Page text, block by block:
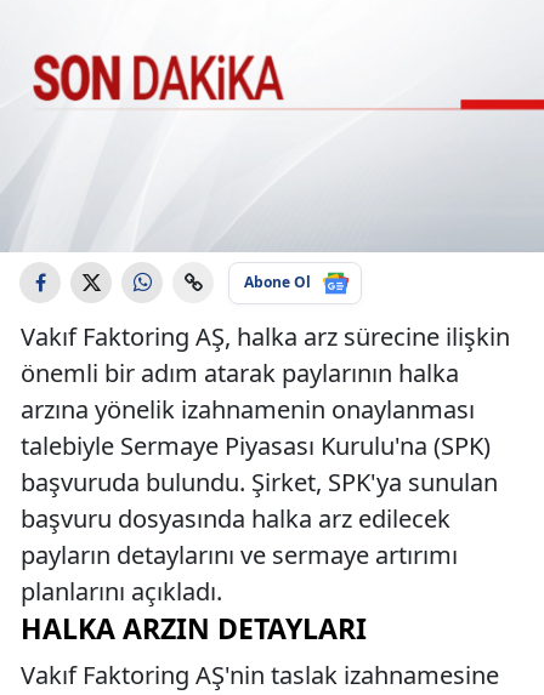
Abone Ol
Vakıf Faktoring AŞ, halka arz sürecine ilişkin
önemli bir adım atarak paylarının halka
arzına yönelik izahnamenin onaylanması
talebiyle Sermaye Piyasası Kurulu'na (SPK)
başvuruda bulundu. Şirket, SPK'ya sunulan
başvuru dosyasında halka arz edilecek
payların detaylarını ve sermaye artırımı
planlarını açıkladı.
HALKA ARZIN DETAYLARI
Vakıf Faktoring AŞ'nin taslak izahnamesine